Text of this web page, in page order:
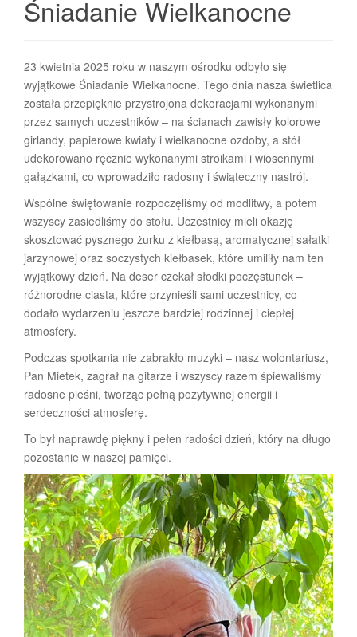
Śniadanie Wielkanocne
23 kwietnia 2025 roku w naszym ośrodku odbyło się
wyjątkowe Śniadanie Wielkanocne. Tego dnia nasza świetlica
została przepięknie przystrojona dekoracjami wykonanymi
przez samych uczestników – na ścianach zawisły kolorowe
girlandy, papierowe kwiaty i wielkanocne ozdoby, a stół
udekorowano ręcznie wykonanymi stroikami i wiosennymi
gałązkami, co wprowadziło radosny i świąteczny nastrój.
Wspólne świętowanie rozpoczęliśmy od modlitwy, a potem
wszyscy zasiedliśmy do stołu. Uczestnicy mieli okazję
skosztować pysznego żurku z kiełbasą, aromatycznej sałatki
jarzynowej oraz soczystych kiełbasek, które umiliły nam ten
wyjątkowy dzień. Na deser czekał słodki poczęstunek –
różnorodne ciasta, które przynieśli sami uczestnicy, co
dodało wydarzeniu jeszcze bardziej rodzinnej i ciepłej
atmosfery.
Podczas spotkania nie zabrakło muzyki – nasz wolontariusz,
Pan Mietek, zagrał na gitarze i wszyscy razem śpiewaliśmy
radosne pieśni, tworząc pełną pozytywnej energii i
serdeczności atmosferę.
To był naprawdę piękny i pełen radości dzień, który na długo
pozostanie w naszej pamięci.